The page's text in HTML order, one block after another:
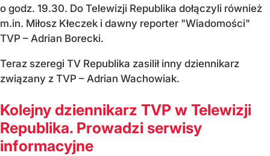
o godz. 19.30. Do Telewizji Republika dołączyli również
m.in. Miłosz Kłeczek i dawny reporter "Wiadomości"
TVP – Adrian Borecki.
Teraz szeregi TV Republika zasilił inny dziennikarz
związany z TVP – Adrian Wachowiak.
Kolejny dziennikarz TVP w Telewizji
Republika. Prowadzi serwisy
informacyjne